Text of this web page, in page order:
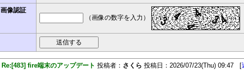
画像認証
（画像の数字を入力）
Re:[483] fire端末のアップデート 投稿者： さくら 投稿日：2026/07/23(Thu) 09:47 [